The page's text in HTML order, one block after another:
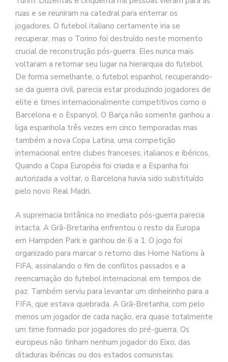
ruas e se reuniram na catedral para enterrar os
jogadores. O futebol italiano certamente iria se
recuperar, mas o Torino foi destruído neste momento
crucial de reconstrução pós-guerra. Eles nunca mais
voltaram a retomar seu lugar na hierarquia do futebol.
De forma semelhante, o futebol espanhol, recuperando-
se da guerra civil, parecia estar produzindo jogadores de
elite e times internacionalmente competitivos como o
Barcelona e o Espanyol. O Barça não somente ganhou a
liga espanhola três vezes em cinco temporadas mas
também a nova Copa Latina, uma competição
internacional entre clubes franceses, italianos e ibéricos.
Quando a Copa Européia foi criada e a Espanha foi
autorizada a voltar, o Barcelona havia sido substituído
pelo novo Real Madri.
A supremacia britânica no imediato pós-guerra parecia
intacta. A Grã-Bretanha enfrentou o resto da Europa
em Hampden Park e ganhou de 6 a 1. O jogo foi
organizado para marcar o retorno das Home Nations à
FIFA, assinalando o fim de conflitos passados e a
reencarnação do futebol internacional em tempos de
paz. Também serviu para levantar um dinheirinho para a
FIFA, que estava quebrada. A Grã-Bretanha, com pelo
menos um jogador de cada nação, era quase totalmente
um time formado por jogadores do pré-guerra. Os
europeus não tinham nenhum jogador do Eixo, das
ditaduras ibéricas ou dos estados comunistas